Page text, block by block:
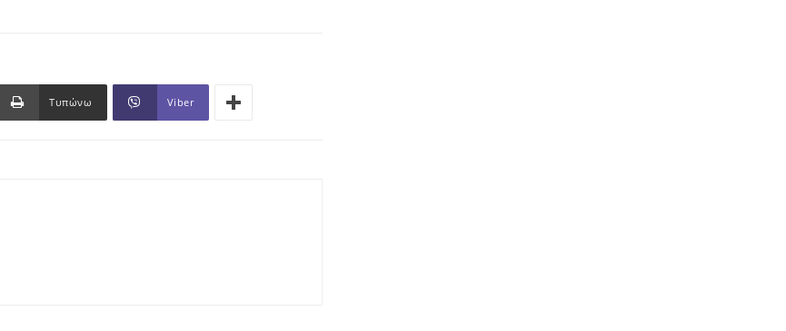
Τυπώνω Viber